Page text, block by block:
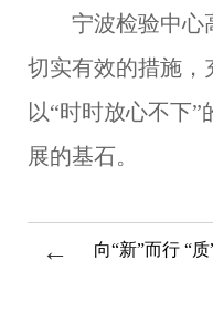
宁波检验中心
切实有效的措施，
以“时时放心不下
展的基石。
←